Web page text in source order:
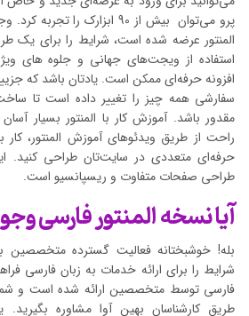
المنتور عرضه شده است، شرایط را برای یک
استفاده از ویجت‌های جهانی و جلوه های
سفارشی همه چیز را تغییر داده است تا
مقدور باشد. آموزش کار با المنتور بسیار
راحت از طریق ویدئوهای آموزش المنتور، کار
حرفه‌ای متعددی در سایت‌تان طراحی کنید.
طراحی صفحات متفاوت و ریسپانسیو است.
آیا نسخه المنتور فارسی
بله! خوشبختانه فعالیت گسترده متخصصین
شرایط را برای ارائه خدمات به زبان فارسی
فارسی توسط متخصصین ارائه شده است و شما
طریق کارشناسان بهین آوا مشاوره بگیرید.